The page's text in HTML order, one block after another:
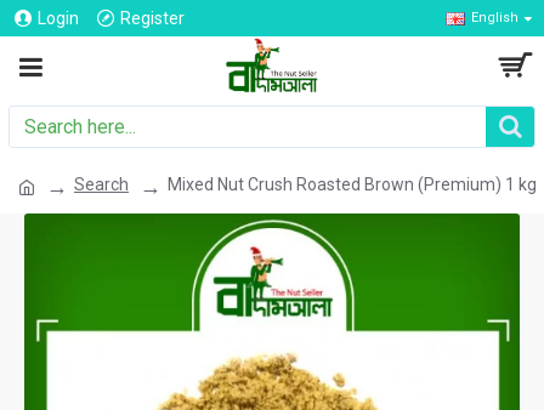
Login Register English
Search Mixed Nut Crush Roasted Brown (Premium) 1 kg